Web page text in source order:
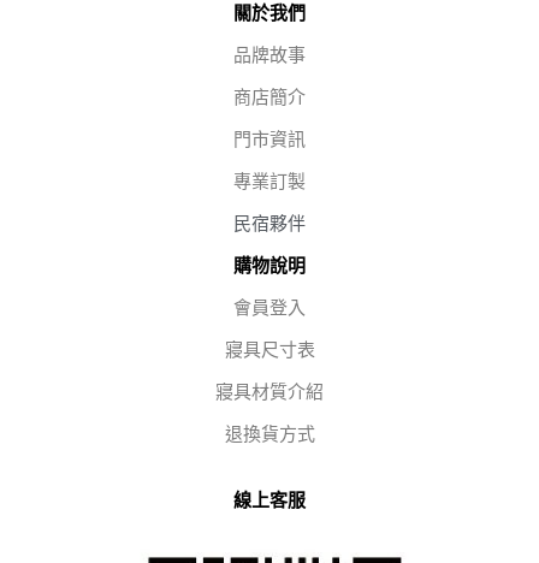
關於我們
品牌故事
商店簡介
門市資訊
專業訂製
民宿夥伴
購物說明
會員登入
寢具尺寸表
寢具材質介紹
退換貨方式
線上客服